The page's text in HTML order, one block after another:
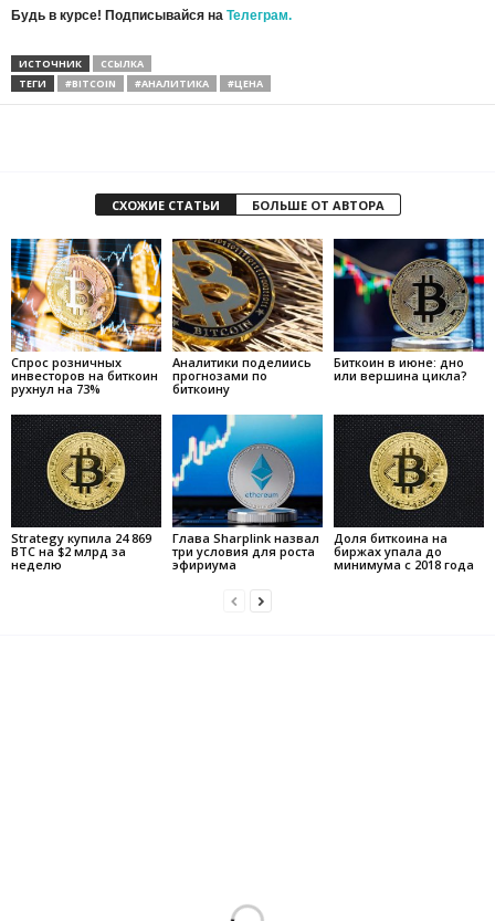
Будь в курсе! Подписывайся на Телеграм.
ИСТОЧНИК
ССЫЛКА
ТЕГИ
#BITCOIN #АНАЛИТИКА #ЦЕНА
СХОЖИЕ СТАТЬИ БОЛЬШЕ ОТ АВТОРА
Спрос розничных
инвесторов на биткоин
рухнул на 73%
Аналитики поделиись
прогнозами по
биткоину
Биткоин в июне: дно
или вершина цикла?
Strategy купила 24 869
BTC на $2 млрд за
неделю
Глава Sharplink назвал
три условия для роста
эфириума
Доля биткоина на
биржах упала до
минимума с 2018 года